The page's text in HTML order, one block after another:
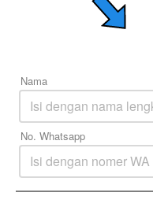
Nama
No. Whatsapp